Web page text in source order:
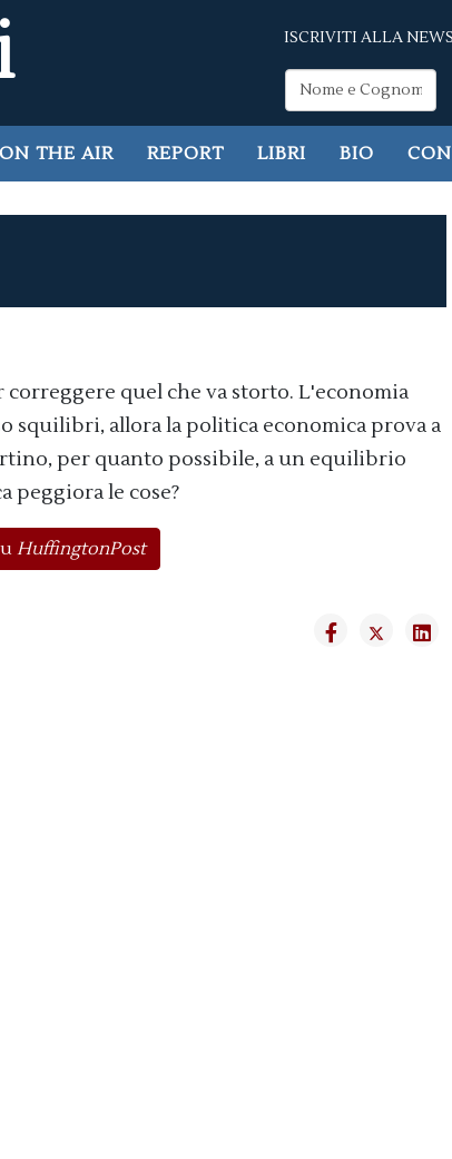
ISCRIVITI ALLA
ON THE AIR REPORT LIBRI BIO
quel che va storto. L'economia
squilibri, allora la politica economica prova a
per quanto possibile, a un equilibrio
peggiora le cose?
HuffingtonPost